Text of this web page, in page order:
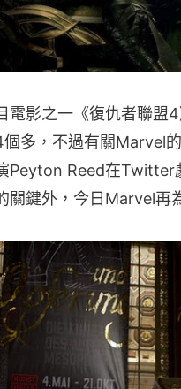
電影之一《復仇者聯盟
多，不過有關Marvel
Peyton Reed在
關鍵外，今日Marvel再